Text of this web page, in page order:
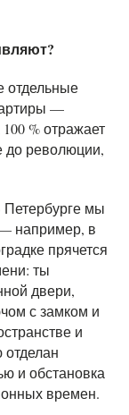
отдельные
—
% отражает
до революции,
Петербурге мы
например, в
прячется
ты
двери,
с замком и
и
и обстановка
времен.